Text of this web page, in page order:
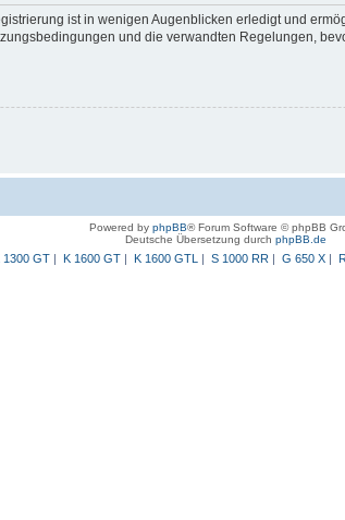
ist in wenigen Augenblicken erledigt und
und die verwandten Regelungen,
Powered by phpBB® Forum Software © phpBB
Deutsche Übersetzung durch phpBB.de
1300 GT| K 1600 GT| K 1600 GTL | S 1000 RR | G 650 X|